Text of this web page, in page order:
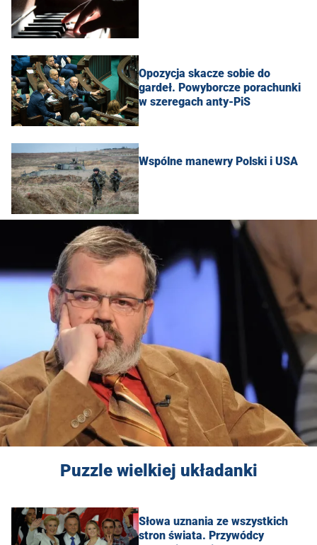
Opozycja skacze sobie do
gardeł. Powyborcze porachunki
w szeregach anty-PiS
Wspólne manewry Polski i USA
Puzzle wielkiej układanki
Słowa uznania ze wszystkich
stron świata. Przywódcy